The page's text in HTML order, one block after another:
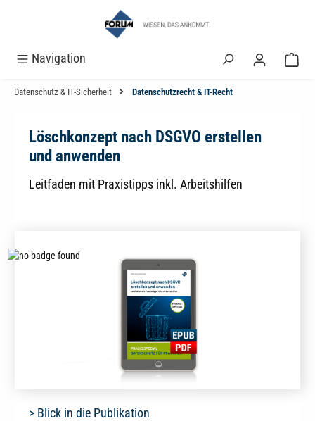
Navigation
Datenschutz & IT-Sicherheit Datenschutzrecht & IT-Recht
Löschkonzept nach DSGVO erstellen
und anwenden
Leitfaden mit Praxistipps inkl. Arbeitshilfen
> Blick in die Publikation